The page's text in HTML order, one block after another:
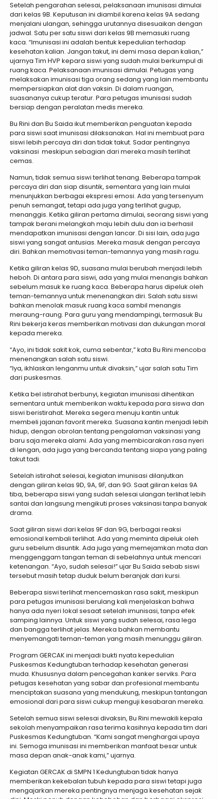
Setelah pengarahan selesai, pelaksanaan imunisasi dimulai
dari kelas 9B. Keputusan ini diambil karena kelas 9A sedang
menjalani ulangan, sehingga urutannya disesuaikan dengan
jadwal. Satu per satu siswi dari kelas 9B memasuki ruang
kaca. “Imunisasi ini adalah bentuk kepedulian terhadap
kesehatan kalian. Jangan takut, ini demi masa depan kalian,”
ujarnya Tim HVP kepara siswi yang sudah mulai berkumpul di
ruang kaca. Pelaksanaan imunisasi dimulai. Petugas yang
melaksakan imunisasi tiga orang sedang yang lain membantu
mempersiapkan alat dan vaksin. Di dalam ruangan,
suasananya cukup teratur. Para petugas imunisasi sudah
bersiap dengan peralatan medis mereka.
Bu Rini dan Bu Saida ikut memberikan penguatan kepada
para siswi saat imunisasi dilaksanakan. Hal ini membuat para
siswi lebih percaya diri dan tidak takut. Sadar pentingnya
vaksinasi meskipun sebagian dari mereka masih terlihat
cemas.
Namun, tidak semua siswi terlihat tenang. Beberapa tampak
percaya diri dan siap disuntik, sementara yang lain mulai
menunjukkan berbagai ekspresi emosi. Ada yang tersenyum
penuh semangat, tetapi ada juga yang terlihat gugup,
menanggis. Ketika giliran pertama dimulai, seorang siswi yang
tampak berani melangkah maju lebih dulu dan ia berhasil
mendapatkan imunisasi dengan lancar. Di sisi lain, ada juga
siswi yang sangat antusias. Mereka masuk dengan percaya
diri. Bahkan memotivasi teman-temannya yang masih ragu.
Ketika giliran kelas 9D, suasana mulai berubah menjadi lebih
heboh. Di antara para siswi, ada yang mulai menangis bahkan
sebelum masuk ke ruang kaca. Beberapa harus dipeluk oleh
teman-temannya untuk menenangkan diri. Salah satu siswi
bahkan menolak masuk ruang kaca sambil menangis
meraung-raung. Para guru yang mendampingi, termasuk Bu
Rini bekerja keras memberikan motivasi dan dukungan moral
kepada mereka.
“Ayo, ini tidak sakit kok, cuma sebentar,” kata Bu Rini mencoba
menenangkan salah satu siswi.
“Iya, ikhlaskan lenganmu untuk divaksin,” ujar salah satu Tim
dari puskesmas.
Ketika bel istirahat berbunyi, kegiatan imunisasi dihentikan
sementara untuk memberikan waktu kepada para siswa dan
siswi beristirahat. Mereka segera menuju kantin untuk
membeli jajanan favorit mereka. Suasana kantin menjadi lebih
hidup, dengan obrolan tentang pengalaman vaksinasi yang
baru saja mereka alami. Ada yang membicarakan rasa nyeri
di lengan, ada juga yang bercanda tentang siapa yang paling
takut tadi.
Setelah istirahat selesai, kegiatan imunisasi dilanjutkan
dengan giliran kelas 9D, 9A, 9F, dan 9G. Saat giliran kelas 9A
tiba, beberapa siswi yang sudah selesai ulangan terlihat lebih
santai dan langsung mengikuti proses vaksinasi tanpa banyak
drama.
Saat giliran siswi dari kelas 9F dan 9G, berbagai reaksi
emosional kembali terlihat. Ada yang meminta dipeluk oleh
guru sebelum disuntik. Ada juga yang memejamkan mata dan
menggenggam tangan teman di sebelahnya untuk mencari
ketenangan. “Ayo, sudah selesai!” ujar Bu Saida sebab siswi
tersebut masih tetap duduk belum beranjak dari kursi.
Beberapa siswi terlihat mencemaskan rasa sakit, meskipun
para petugas imunisasi berulang kali menjelaskan bahwa
hanya ada nyeri lokal sesaat setelah imunisasi, tanpa efek
samping lainnya. Untuk siswi yang sudah selesai, rasa lega
dan bangga terlihat jelas. Mereka bahkan membantu
menyemangati teman-teman yang masih menunggu giliran.
Program GERCAK ini menjadi bukti nyata kepedulian
Puskesmas Kedungtuban terhadap kesehatan generasi
muda. Khususnya dalam pencegahan kanker serviks. Para
petugas kesehatan yang sabar dan profesional membantu
menciptakan suasana yang mendukung, meskipun tantangan
emosional dari para siswi cukup menguji kesabaran mereka.
Setelah semua siswi selesai divaksin, Bu Rini mewakili kepala
sekolah menyampaikan rasa terima kasihnya kepada tim dari
Puskesmas Kedungtuban. “Kami sangat menghargai upaya
ini. Semoga imunisasi ini memberikan manfaat besar untuk
masa depan anak-anak kami,” ujarnya.
Kegiatan GERCAK di SMPN 1 Kedungtuban tidak hanya
memberikan kekebalan tubuh kepada para siswi tetapi juga
mengajarkan mereka pentingnya menjaga kesehatan sejak